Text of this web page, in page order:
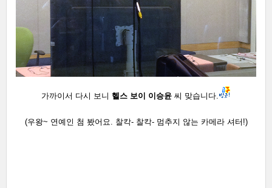
가까이서 다시 보니 헬스 보이 이승윤 씨 맞습니다.
(우왕~ 연예인 첨 봤어요. 찰칵- 찰칵- 멈추지 않는 카메라 셔터!)